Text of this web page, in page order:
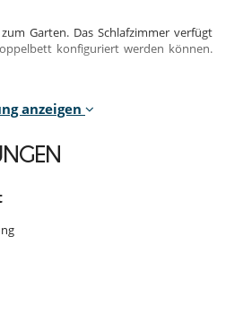
Garten. Das Schlafzimmer verfügt
konfiguriert werden können.
über 2 Einzelbetten, die als
Badezimmer ensuite.
verfügt über 1 Doppelbett mit 2
Das Schlafzimmer verfügt auch
anzeigen